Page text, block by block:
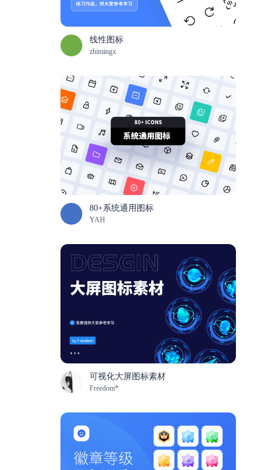
线性图标
zhimingx
80+系统通用图标
YAH
可视化大屏图标素材
Freedom*